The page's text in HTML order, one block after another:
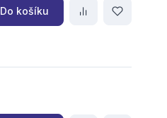
Do košíku